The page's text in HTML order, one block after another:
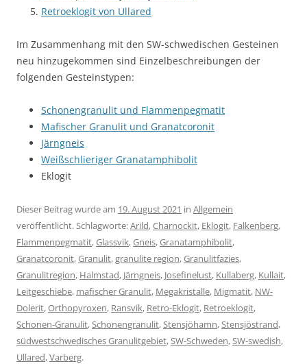
Retroeklogit von Ullared
Im Zusammenhang mit den SW-schwedischen Gesteinen
neu hinzugekommen sind Einzelbeschreibungen der
folgenden Gesteinstypen:
Schonengranulit und Flammenpegmatit
Mafischer Granulit und Granatcoronit
Järngneis
Weißschlieriger Granatamphibolit
Eklogit
Dieser Beitrag wurde am 19. August 2021 in Allgemein
veröffentlicht. Schlagworte:Arild,Charnockit, Eklogit, Falkenberg,
Flammenpegmatit,Glassvik,Gneis,Granatamphibolit,
Granatcoronit,Granulit,granulite region,Granulitfazies,
Granulitregion, Halmstad, Järngneis, Josefinelust, Kullaberg, Kullait,
Leitgeschiebe, mafischer Granulit, Megakristalle, Migmatit, NW-
Dolerit,Orthopyroxen, Ransvik, Retro-Eklogit, Retroeklogit,
Schonen-Granulit,Schonengranulit,Stensjöhamn,Stensjöstrand,
südwestschwedisches Granulitgebiet,SW-Schweden,SW-swedish,
Ullared,Varberg.